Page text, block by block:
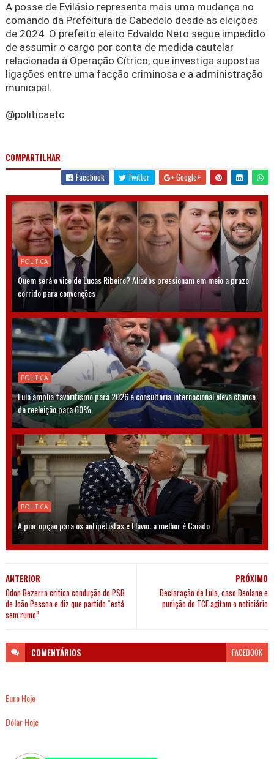
A posse de Evilásio representa mais uma mudança no
comando da Prefeitura de Cabedelo desde as eleições
de 2024. O prefeito eleito Edvaldo Neto segue impedido
de assumir o cargo por conta de medida cautelar
relacionada à Operação Cítrico, que investiga supostas
ligações entre uma facção criminosa e a administração
municipal.
@politicaetc
COMPARTILHAR
Facebook
Twitter Google+
POLITICA
Quem será o vice de Lucas Ribeiro? Aliados pressionam em meio a prazo
corrido para convenções
POLITICA
Lula amplia favoritismo para 2026 e consultoria internacional eleva chance
de reeleição para 60%
POLITICA
A pior opção para os antipetistas é Flávio; a melhor é Caiado
PRÓXIMO
Declaração de Lula, caso Deolane e
punição do TCE agitam o noticiário
ANTERIOR
Odon Bezerra critica condução do PSB
de João Pessoa e diz que partido “está
sem rumo”
COMENTÁRIOS FACEBOOK
Euro Hoje
Dólar Hoje